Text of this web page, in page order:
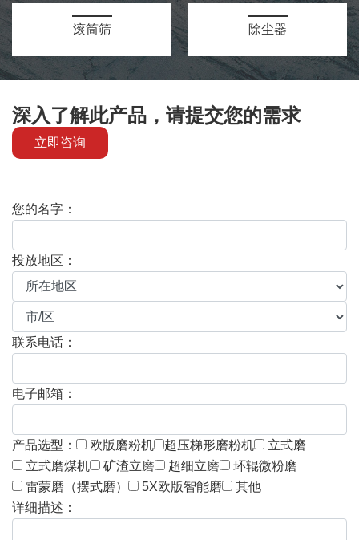
滚筒筛 除尘器
深入了解此产品，请提交您的需求
立即咨询
您的名字：
投放地区：
联系电话：
电子邮箱：
产品选型： 欧版磨粉机 超压梯形磨粉机
立式磨
立式磨煤机
矿渣立磨 超细立磨
环辊微粉磨
雷蒙磨（摆式磨）
5X欧版智能磨
其他
详细描述：